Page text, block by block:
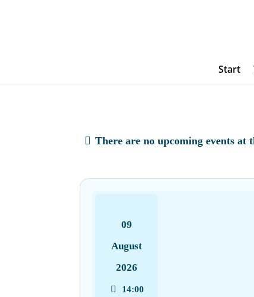
Start
There are no upcoming events at
09
August
2026
14:00